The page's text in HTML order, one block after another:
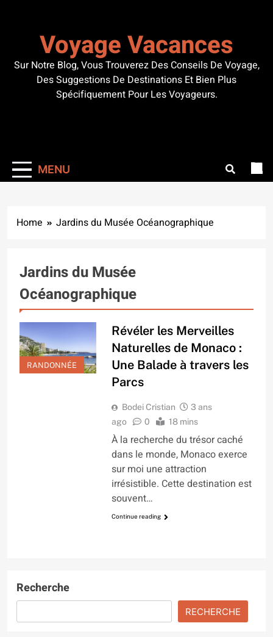
Voyage Vacances
Sur Notre Blog, Vous Trouverez Des Conseils De Voyage,
Des Suggestions De Destinations Et Bien Plus
Spécifiquement Pour Les Voyageurs.
MENU
Home Jardins du Musée Océanographique
Jardins du Musée
Océanographique
RANDONNÉE
Révéler les Merveilles
Naturelles de Monaco :
Une Balade à travers les
Parcs
Bodei Cristian
3 ans
ago
0 18 mins
À la recherche du trésor caché
dans le monde, Monaco exerce
sur moi une attraction
irrésistible. Cette destination est
souvent…
Continue reading
Recherche
RECHERCHE